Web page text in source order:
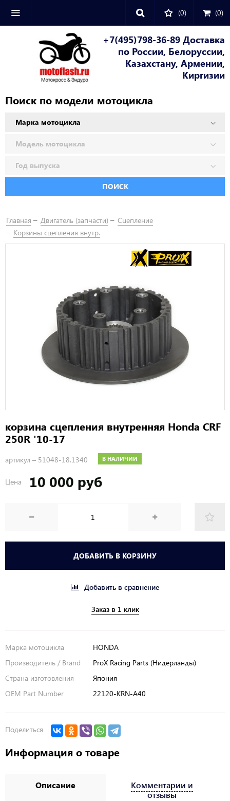
(0) (0)
+7(495)798-36-89 Доставка
по России, Белоруссии,
Казахстану, Армении,
Киргизии
Поиск по модели мотоцикла
ПОИСК
Главная Двигатель (запчасти)
Сцепление
Корзины сцепления внутр.
корзина сцепления внутренняя Honda CRF
250R '10-17
артикул – 51048-18.1340 В НАЛИЧИИ
Цена 10 000 руб
ДОБАВИТЬ В КОРЗИНУ
Добавить в сравнение
Заказ в 1 клик
Марка мотоцикла
HONDA
Производитель / Brand
ProX Racing Parts (Нидерланды)
Страна изготовления
Япония
OEM Part Number
22120-KRN-A40
Поделиться
Информация о товаре
Описание
Комментарии и
отзывы